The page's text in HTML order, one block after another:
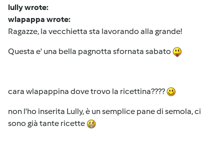
lully wrote:
wlapappa wrote:
Ragazze, la vecchietta sta lavorando alla grande!
Questa e' una bella pagnotta sfornata sabato
cara wlapappina dove trovo la ricettina????
non l'ho inserita Lully, è un semplice pane di semola, ci
sono già tante ricette